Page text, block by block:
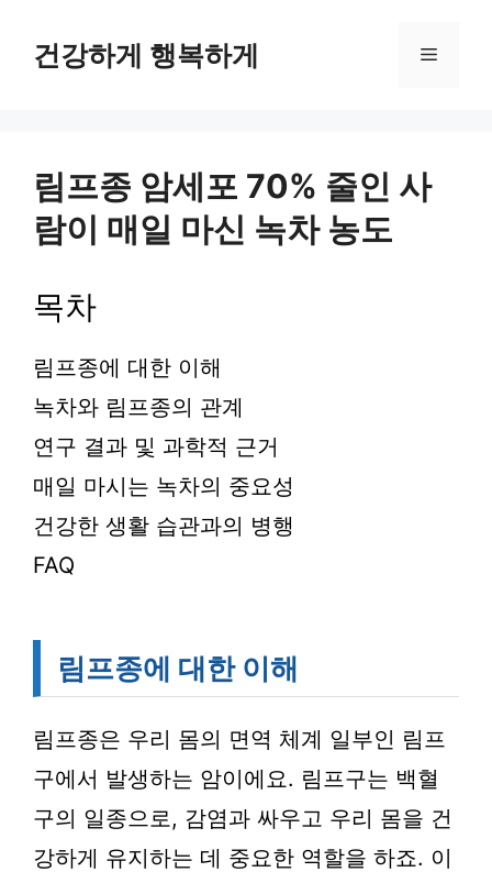
건강하게 행복하게 메
림프종 암세포 70% 줄인 사
람이 매일 마신 녹차 농도
목차
림프종에 대한 이해
녹차와 림프종의 관계
연구 결과 및 과학적 근거
매일 마시는 녹차의 중요성
건강한 생활 습관과의 병행
FAQ
림프종에 대한 이해
림프종은 우리 몸의 면역 체계 일부인 림프
구에서 발생하는 암이에요. 림프구는 백혈
구의 일종으로, 감염과 싸우고 우리 몸을 건
강하게 유지하는 데 중요한 역할을 하죠. 이